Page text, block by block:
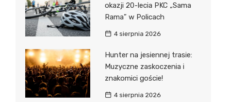
okazji 20-lecia PKC „Sama
Rama” w Policach
4 sierpnia 2026
Hunter na jesiennej trasie:
Muzyczne zaskoczenia i
znakomici goście!
4 sierpnia 2026